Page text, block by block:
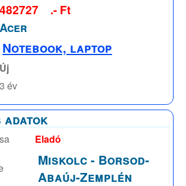
482727 .- Ft
Acer
Notebook, laptop
Új
3 év
adatok
Eladó
Miskolc- Borsod-
Abaúj-Zemplén